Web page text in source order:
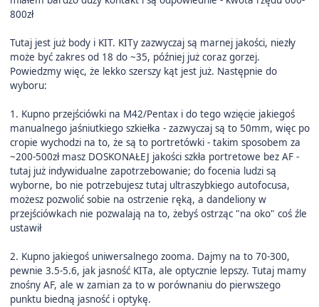
800zł
Tutaj jest już body i KIT. KITy zazwyczaj są marnej jakości, niezły
może być zakres od 18 do ~35, później już coraz gorzej.
Powiedzmy więc, że lekko szerszy kąt jest już. Następnie do
wyboru:
1. Kupno przejściówki na M42/Pentax i do tego wzięcie jakiegoś
manualnego jaśniutkiego szkiełka - zazwyczaj są to 50mm, więc po
cropie wychodzi na to, że są to portretówki - takim sposobem za
~200-500zł masz DOSKONAŁEJ jakości szkła portretowe bez AF -
tutaj już indywidualne zapotrzebowanie; do focenia ludzi są
wyborne, bo nie potrzebujesz tutaj ultraszybkiego autofocusa,
możesz pozwolić sobie na ostrzenie ręką, a dandeliony w
przejściówkach nie pozwalają na to, żebyś ostrząc "na oko" coś źle
ustawił
2. Kupno jakiegoś uniwersalnego zooma. Dajmy na to 70-300,
pewnie 3.5-5.6, jak jasność KITa, ale optycznie lepszy. Tutaj mamy
znośny AF, ale w zamian za to w porównaniu do pierwszego
punktu biedną jasność i optykę.